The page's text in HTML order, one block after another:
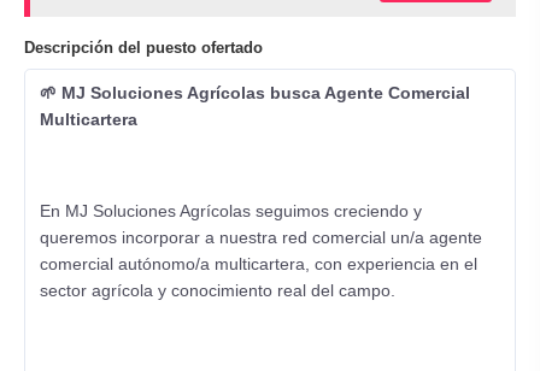
Descripción del puesto ofertado
🌱 MJ Soluciones Agrícolas busca Agente Comercial
Multicartera
En MJ Soluciones Agrícolas seguimos creciendo y
queremos incorporar a nuestra red comercial un/a agente
comercial autónomo/a multicartera, con experiencia en el
sector agrícola y conocimiento real del campo.